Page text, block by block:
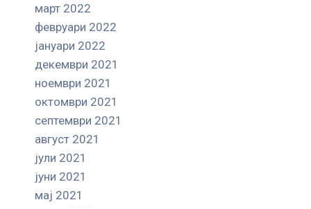
март 2022
февруари 2022
јануари 2022
декември 2021
ноември 2021
октомври 2021
септември 2021
август 2021
јули 2021
јуни 2021
мај 2021